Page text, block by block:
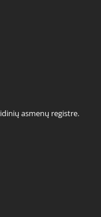
asmenų registre.